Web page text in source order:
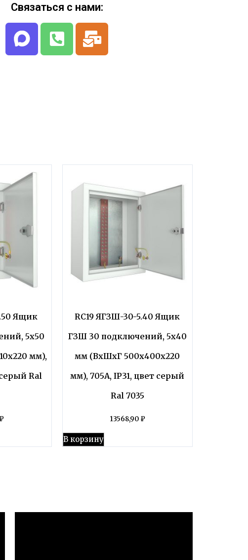
Связаться с нами:
Ящик
5х50
мм),
Ral
₽
RC19 ЯГЗШ-30-5.40 Ящик
ГЗШ 30 подключений, 5х40
мм (ВхШхГ 500х400х220
мм), 705А, IP31, цвет серый
Ral 7035
13568,90 ₽
В корзину